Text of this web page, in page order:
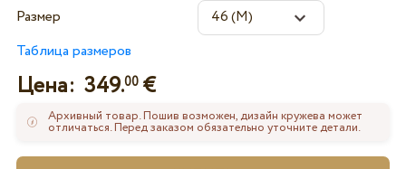
Размер
Таблица размеров
Цена: 349.00€
Архивный товар. Пошив возможен, дизайн кружева может
отличаться. Перед заказом обязательно уточните детали.